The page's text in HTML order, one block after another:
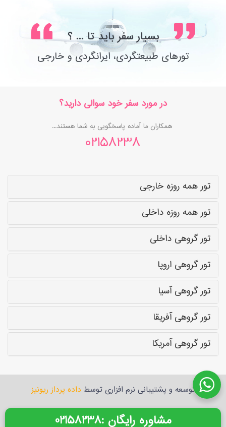
بسیار سفر باید تا ... ؟
تورهای طبیعتگردی، ایرانگردی و خارجی
در مورد سفر خود سوالی دارید؟
همکاران ما آماده پاسخگویی به شما هستند...
02158238
تور همه روزه خارجی
تور همه روزه داخلی
تور گروهی داخلی
تور گروهی اروپا
تور گروهی آسیا
تور گروهی آفریقا
تور گروهی آمریکا
توسعه و پشتیبانی نرم افزاری توسط داده پرداز ریونیز
02158238 : مشاوره رایگان